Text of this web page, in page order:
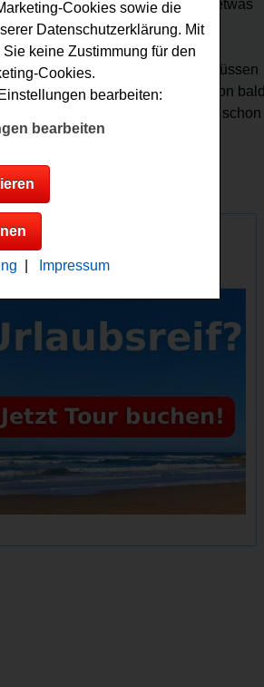
und Befestigungsmaterial. Mit etwas
gewinnen.
gratis teilnehmen möchten, müssen
Vielleicht können Sie dann schon bald
Auf jeden Fall drücken wir schon
Balkonkraftwerk
Cookies sowie die
Datenschutzerklärung. Mit
Sie keine Zustimmung für den
Cookies.
bearbeiten:
bearbeiten
Impressum